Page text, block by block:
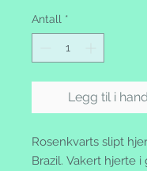
Antall *
Legg til i
Rosenkvarts slipt
Brazil. Vakert hjerte